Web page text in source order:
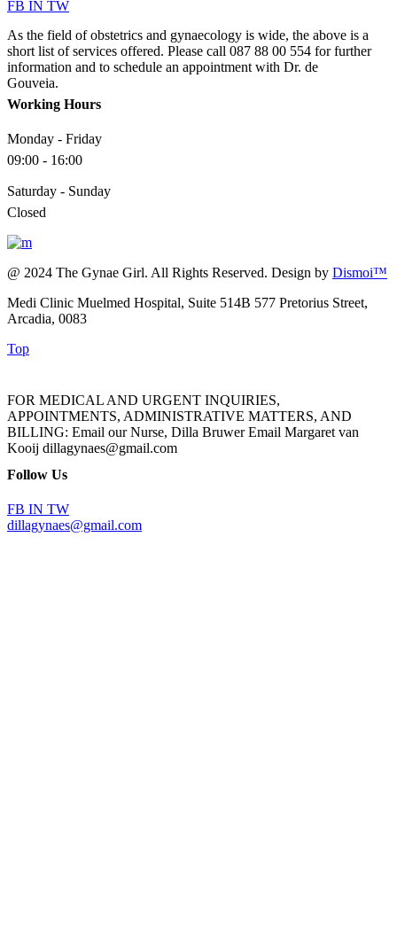
FB IN TW
As the field of obstetrics and gynaecology is wide, the above is a
short list of services offered. Please call 087 88 00 554 for further
information and to schedule an appointment with Dr. de
Gouveia.
Working Hours
Monday - Friday
09:00 - 16:00
Saturday - Sunday
Closed
@ 2024 The Gynae Girl. All Rights Reserved. Design by Dismoi™
Medi Clinic Muelmed Hospital, Suite 514B 577 Pretorius Street,
Arcadia, 0083
Top
FOR MEDICAL AND URGENT INQUIRIES,
APPOINTMENTS, ADMINISTRATIVE MATTERS, AND
BILLING: Email our Nurse, Dilla Bruwer Email Margaret van
Kooij dillagynaes@gmail.com
Follow Us
FB IN TW
dillagynaes@gmail.com